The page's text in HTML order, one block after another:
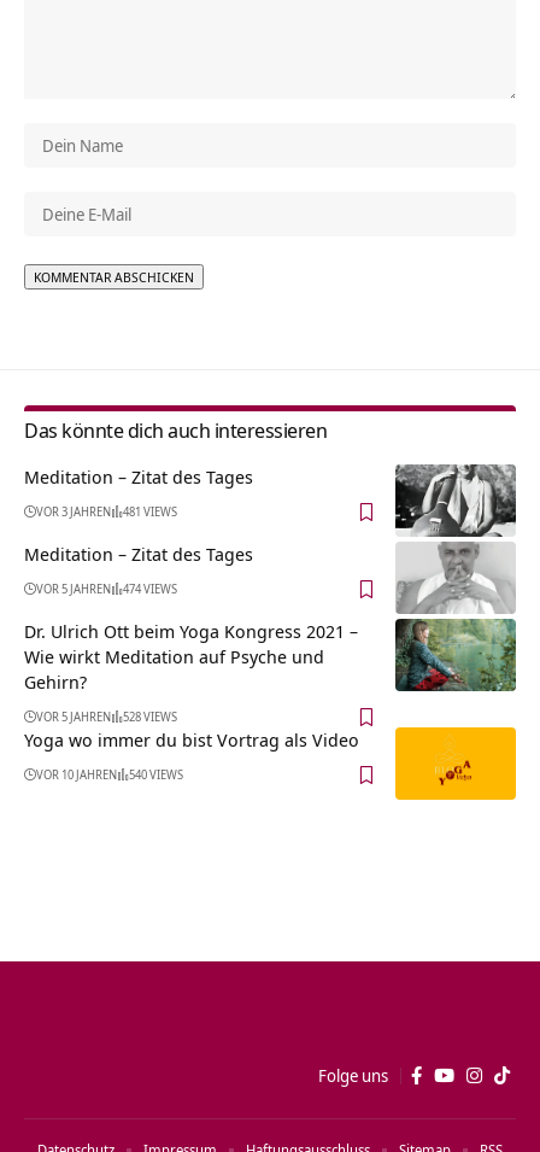
Das könnte dich auch interessieren
Meditation – Zitat des Tages
VOR 3 JAHREN 481 VIEWS
Meditation – Zitat des Tages
VOR 5 JAHREN 474 VIEWS
Dr. Ulrich Ott beim Yoga Kongress 2021 –
Wie wirkt Meditation auf Psyche und
Gehirn?
VOR 5 JAHREN 528 VIEWS
Yoga wo immer du bist Vortrag als Video
VOR 10 JAHREN 540 VIEWS
Folge uns